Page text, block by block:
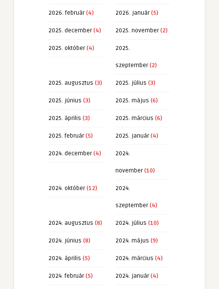
2026. február(4) 2026. január(5)
2025. december(4) 2025. november(2)
2025. október(4) 2025.
szeptember(2)
2025. augusztus (3) 2025. július (3)
2025. június (3) 2025. május (6)
2025. április (3) 2025. március (6)
2025. február(5) 2025. január(4)
2024. december(4) 2024.
november(10)
2024. október(12) 2024.
szeptember(4)
2024. augusztus (8) 2024. július (10)
2024. június (8) 2024. május (9)
2024. április (5) 2024. március (4)
2024. február(5) 2024. január(4)